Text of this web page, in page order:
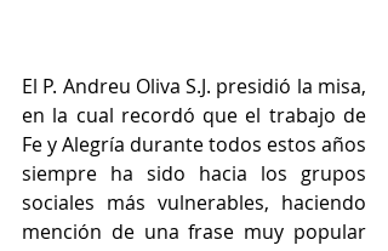
El P. Andreu Oliva S.J. presidió la misa,
en la cual recordó que el trabajo de
Fe y Alegría durante todos estos años
siempre ha sido hacia los grupos
sociales más vulnerables, haciendo
mención de una frase muy popular